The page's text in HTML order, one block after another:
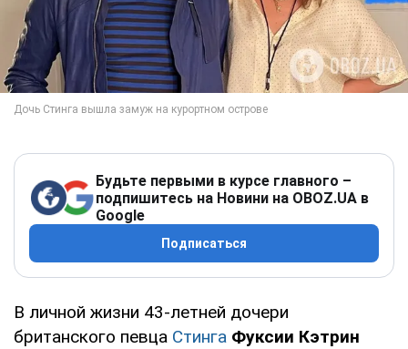
Будьте первыми в курсе главного –
подпишитесь на Новини на OBOZ.UA в
Google
Подписаться
В личной жизни 43-летней дочери
британского певца Стинга Фуксии Кэтрин